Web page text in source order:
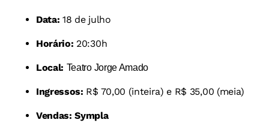
Data:18 de julho
Horário: 20:30h
Local: Teatro Jorge Amado
Ingressos: R$ 70,00 (inteira) e R$ 35,00 (meia)
Vendas: Sympla